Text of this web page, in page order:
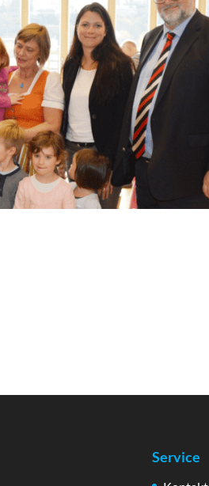
Service